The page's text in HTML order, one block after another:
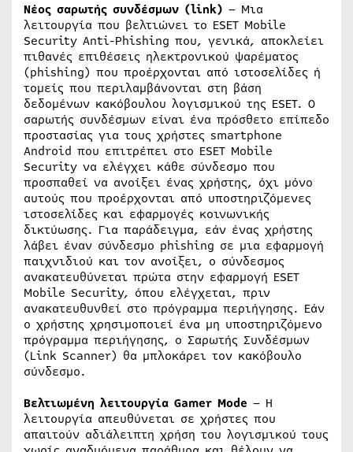
Νέος σαρωτής συνδέσμων (link) – Μια
λειτουργία που βελτιώνει το ESET Mobile
Security Anti-Phishing που, γενικά, αποκλείει
πιθανές επιθέσεις ηλεκτρονικού ψαρέματος
(phishing) που προέρχονται από ιστοσελίδες ή
τομείς που περιλαμβάνονται στη βάση
δεδομένων κακόβουλου λογισμικού της ESET. Ο
σαρωτής συνδέσμων είναι ένα πρόσθετο επίπεδο
προστασίας για τους χρήστες smartphone
Android που επιτρέπει στο ESET Mobile
Security να ελέγχει κάθε σύνδεσμο που
προσπαθεί να ανοίξει ένας χρήστης, όχι μόνο
αυτούς που προέρχονται από υποστηριζόμενες
ιστοσελίδες και εφαρμογές κοινωνικής
δικτύωσης. Για παράδειγμα, εάν ένας χρήστης
λάβει έναν σύνδεσμο phishing σε μια εφαρμογή
παιχνιδιού και τον ανοίξει, ο σύνδεσμος
ανακατευθύνεται πρώτα στην εφαρμογή ESET
Mobile Security, όπου ελέγχεται, πριν
ανακατευθυνθεί στο πρόγραμμα περιήγησης. Εάν
ο χρήστης χρησιμοποιεί ένα μη υποστηριζόμενο
πρόγραμμα περιήγησης, ο Σαρωτής Συνδέσμων
(Link Scanner) θα μπλοκάρει τον κακόβουλο
σύνδεσμο.
Βελτιωμένη λειτουργία Gamer Mode – Η
λειτουργία απευθύνεται σε χρήστες που
απαιτούν αδιάλειπτη χρήση του λογισμικού τους